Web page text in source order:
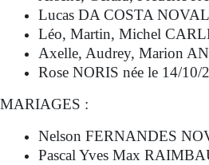
Lucas DA COSTA
Léo, Martin, Michel
Axelle, Audrey, Marion
Rose NORIS née le 14/10/
MARIAGES :
Nelson FERNANDES
Pascal Yves Max